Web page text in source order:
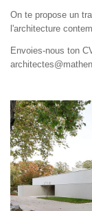
On te propose un
l'architecture
Envoies-nous ton